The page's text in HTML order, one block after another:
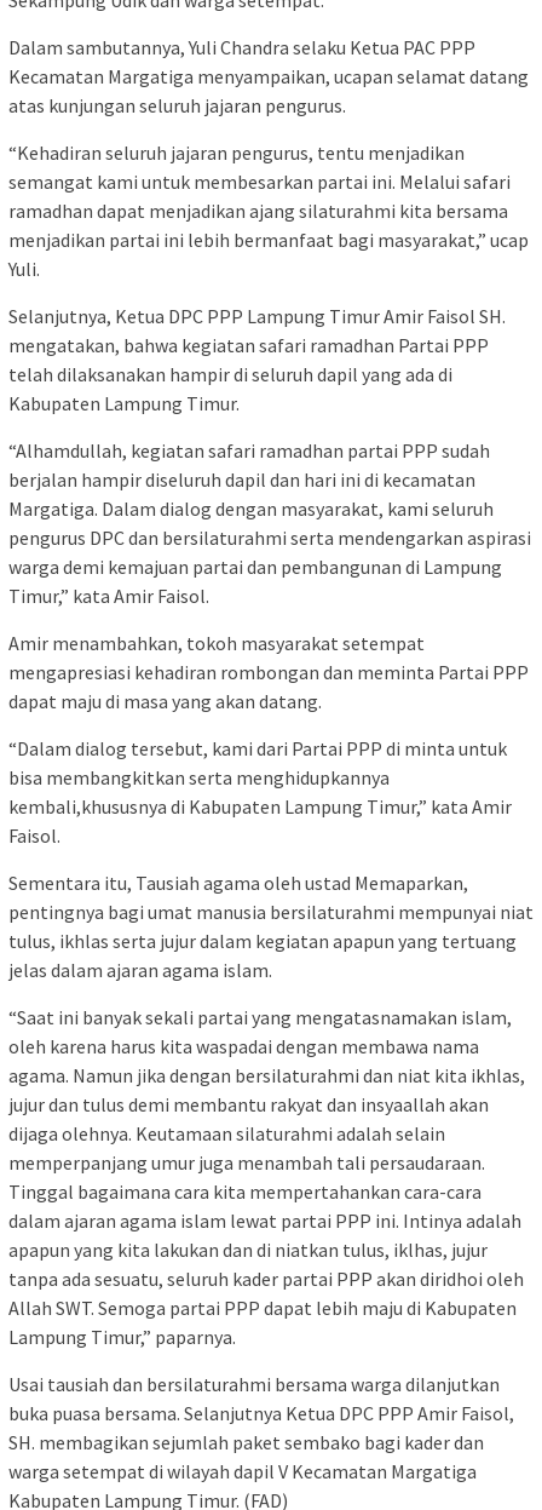
Dalam sambutannya, Yuli Chandra selaku Ketua PAC PPP
Kecamatan Margatiga menyampaikan, ucapan selamat datang
atas kunjungan seluruh jajaran pengurus.
“Kehadiran seluruh jajaran pengurus, tentu menjadikan
semangat kami untuk membesarkan partai ini. Melalui safari
ramadhan dapat menjadikan ajang silaturahmi kita bersama
menjadikan partai ini lebih bermanfaat bagi masyarakat,” ucap
Yuli.
Selanjutnya, Ketua DPC PPP Lampung Timur Amir Faisol SH.
mengatakan, bahwa kegiatan safari ramadhan Partai PPP
telah dilaksanakan hampir di seluruh dapil yang ada di
Kabupaten Lampung Timur.
“Alhamdullah, kegiatan safari ramadhan partai PPP sudah
berjalan hampir diseluruh dapil dan hari ini di kecamatan
Margatiga. Dalam dialog dengan masyarakat, kami seluruh
pengurus DPC dan bersilaturahmi serta mendengarkan aspirasi
warga demi kemajuan partai dan pembangunan di Lampung
Timur,” kata Amir Faisol.
Amir menambahkan, tokoh masyarakat setempat
mengapresiasi kehadiran rombongan dan meminta Partai PPP
dapat maju di masa yang akan datang.
“Dalam dialog tersebut, kami dari Partai PPP di minta untuk
bisa membangkitkan serta menghidupkannya
kembali,khususnya di Kabupaten Lampung Timur,” kata Amir
Faisol.
Sementara itu, Tausiah agama oleh ustad Memaparkan,
pentingnya bagi umat manusia bersilaturahmi mempunyai niat
tulus, ikhlas serta jujur dalam kegiatan apapun yang tertuang
jelas dalam ajaran agama islam.
“Saat ini banyak sekali partai yang mengatasnamakan islam,
oleh karena harus kita waspadai dengan membawa nama
agama. Namun jika dengan bersilaturahmi dan niat kita ikhlas,
jujur dan tulus demi membantu rakyat dan insyaallah akan
dijaga olehnya. Keutamaan silaturahmi adalah selain
memperpanjang umur juga menambah tali persaudaraan.
Tinggal bagaimana cara kita mempertahankan cara-cara
dalam ajaran agama islam lewat partai PPP ini. Intinya adalah
apapun yang kita lakukan dan di niatkan tulus, iklhas, jujur
tanpa ada sesuatu, seluruh kader partai PPP akan diridhoi oleh
Allah SWT. Semoga partai PPP dapat lebih maju di Kabupaten
Lampung Timur,” paparnya.
Usai tausiah dan bersilaturahmi bersama warga dilanjutkan
buka puasa bersama. Selanjutnya Ketua DPC PPP Amir Faisol,
SH. membagikan sejumlah paket sembako bagi kader dan
warga setempat di wilayah dapil V Kecamatan Margatiga
Kabupaten Lampung Timur. (FAD)